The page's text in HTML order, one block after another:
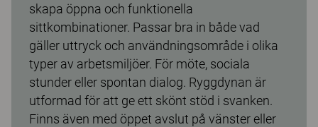
skapa öppna och funktionella
sittkombinationer. Passar bra in både vad
gäller uttryck och användningsområde i olika
typer av arbetsmiljöer. För möte, sociala
stunder eller spontan dialog. Ryggdynan är
utformad för att ge ett skönt stöd i svanken.
Finns även med öppet avslut på vänster eller